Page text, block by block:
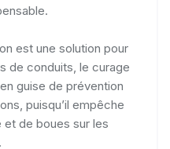
est une solution pour
de conduits, le curage
guise de prévention
puisqu’il empêche
de boues sur les